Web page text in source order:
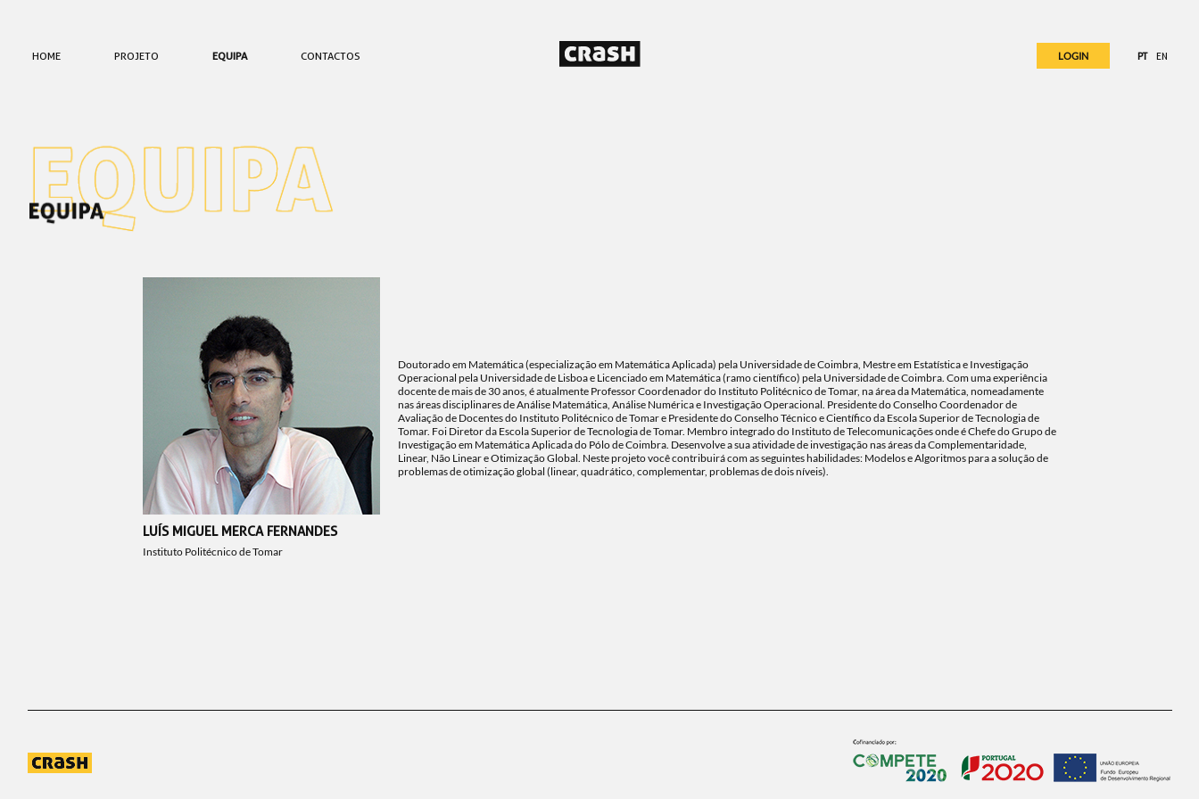
HOME PROJETO EQUIPA CONTACTOS LOGIN PT EN
EQUIPA
LUÍS MIGUEL MERCA FERNANDES
Instituto Politécnico de Tomar
Doutorado em Matemática (especialização em Matemática Aplicada) pela Universidade de Coimbra, Mestre em Estatística e Investigação
Operacional pela Universidade de Lisboa e Licenciado em Matemática (ramo científico) pela Universidade de Coimbra. Com uma experiência
docente de mais de 30 anos, é atualmente Professor Coordenador do Instituto Politécnico de Tomar, na área da Matemática, nomeadamente
nas áreas disciplinares de Análise Matemática, Análise Numérica e Investigação Operacional. Presidente do Conselho Coordenador de
Avaliação de Docentes do Instituto Politécnico de Tomar e Presidente do Conselho Técnico e Científico da Escola Superior de Tecnologia de
Tomar. Foi Diretor da Escola Superior de Tecnologia de Tomar. Membro integrado do Instituto de Telecomunicações onde é Chefe do Grupo de
Investigação em Matemática Aplicada do Pólo de Coimbra. Desenvolve a sua atividade de investigação nas áreas da Complementaridade,
Linear, Não Linear e Otimização Global. Neste projeto você contribuirá com as seguintes habilidades: Modelos e Algoritmos para a solução de
problemas de otimização global (linear, quadrático, complementar, problemas de dois níveis).